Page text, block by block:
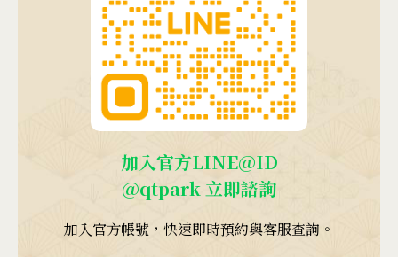
加入官方LINE@ID
@qtpark 立即諮詢
加入官方帳號，快速即時預約與客服查詢。